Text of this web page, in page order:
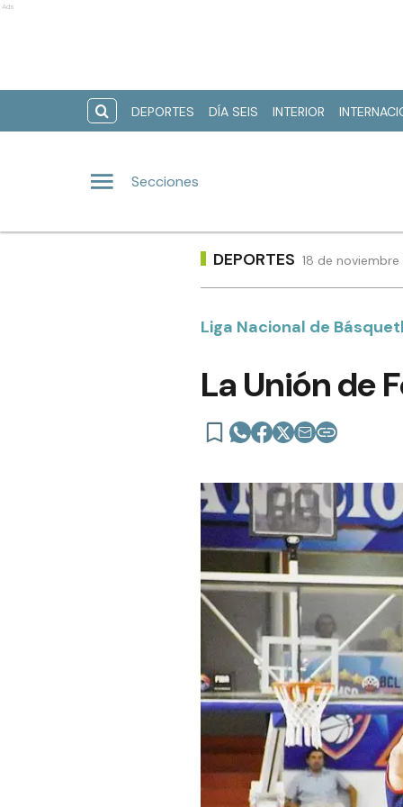
Ads
DEPORTES DÍA SEIS INTERIOR
Secciones
DEPORTES 18 de
Liga Nacional de
La Unión de